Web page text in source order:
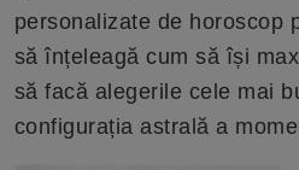
personalizate de horoscop
să înțeleagă cum să își
să facă alegerile cele mai
configurația astrală a